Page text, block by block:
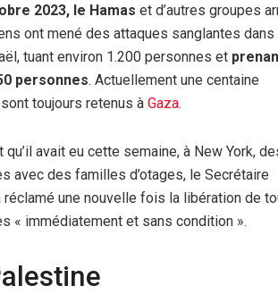
2023, le Hamas et d’autres groupes
ont mené des attaques sanglantes dans
tuant environ 1.200 personnes et
personnes. Actuellement une centaine
sont toujours retenus à Gaza.
qu’il avait eu cette semaine, à New York,
avec des familles d’otages, le Secrétaire
réclamé une nouvelle fois la libération de
« immédiatement et sans condition ».